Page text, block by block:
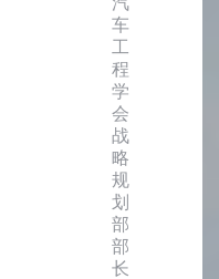
车
工
程
学
会
战
略
规
划
部
部
长